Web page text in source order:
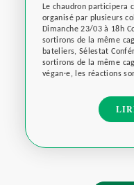
Le chaudron participera
organisé par plusieurs
Dimanche 23/03 à 18h
sortirons de la même
bateliers, Sélestat
sortirons de la même
végan·e, les réactions